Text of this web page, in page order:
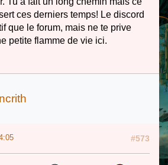
ces derniers temps! Le discord
que le forum, mais ne te prive
petite flamme de vie ici.
#573